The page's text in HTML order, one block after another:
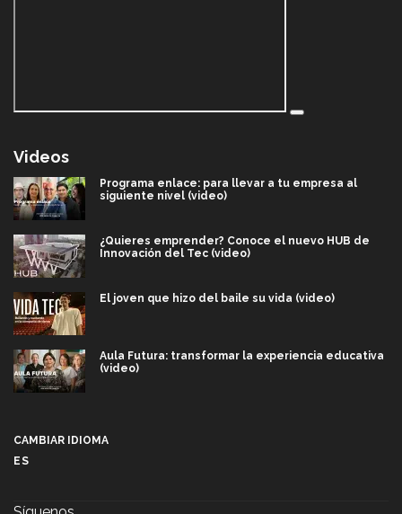
Videos
Programa enlace: para llevar a tu empresa al
siguiente nivel (video)
¿Quieres emprender? Conoce el nuevo HUB de
Innovación del Tec (video)
El joven que hizo del baile su vida (video)
Aula Futura: transformar la experiencia educativa
(video)
CAMBIAR IDIOMA
ES